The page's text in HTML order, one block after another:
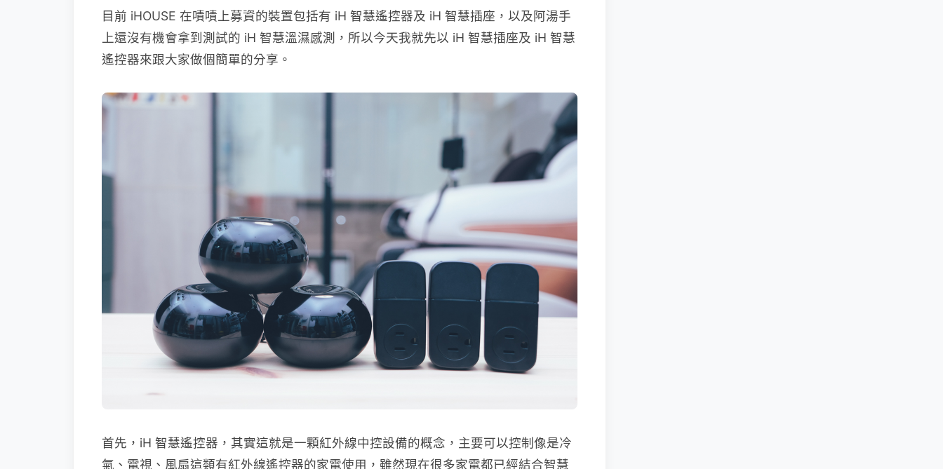
目前 iHOUSE 在嘖嘖上募資的裝置包括有 iH 智慧遙控器及 iH 智慧插座，以及阿湯手
上還沒有機會拿到測試的 iH 智慧溫濕感測，所以今天我就先以 iH 智慧插座及 iH 智慧
遙控器來跟大家做個簡單的分享。
首先，iH 智慧遙控器，其實這就是一顆紅外線中控設備的概念，主要可以控制像是冷
氣、電視、風扇這類有紅外線遙控器的家電使用，雖然現在很多家電都已經結合智慧